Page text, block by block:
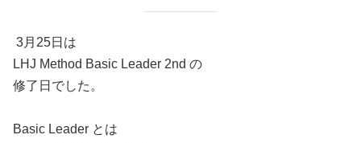
3月25日は
LHJ Method Basic Leader 2nd の
修了日でした。
Basic Leader とは